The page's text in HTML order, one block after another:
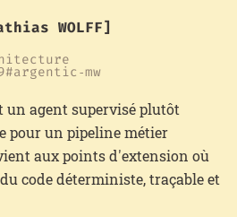
WOLFF]
argentic‑mw
agent supervisé plutôt
pour un pipeline métier
aux points d'extension où
code déterministe, traçable et